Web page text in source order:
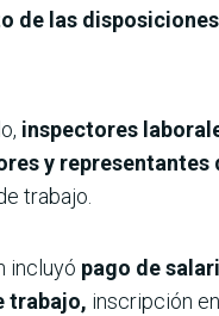
de las
inspectores
y representantes
trabajo.
incluyó pago de
trabajo, inscripción